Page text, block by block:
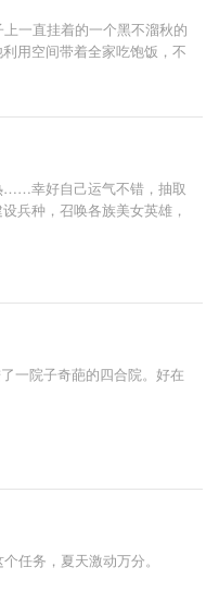
一直挂着的一个黑不溜秋的
用空间带着全家吃饱饭，不
……幸好自己运气不错，抽取
兵种，召唤各族美女英雄，
一院子奇葩的四合院。好在
任务，夏天激动万分。